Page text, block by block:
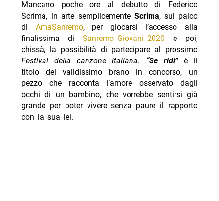
Mancano poche ore al debutto di Federico
Scrima, in arte semplicemente Scrima, sul palco
di AmaSanremo, per giocarsi l’accesso alla
finalissima di Sanremo Giovani 2020 e poi,
chissà, la possibilità di partecipare al prossimo
Festival della canzone italiana. “Se ridi”è il
titolo del validissimo brano in concorso, un
pezzo che racconta l’amore osservato dagli
occhi di un bambino, che vorrebbe sentirsi già
grande per poter vivere senza paure il rapporto
con la sua lei.